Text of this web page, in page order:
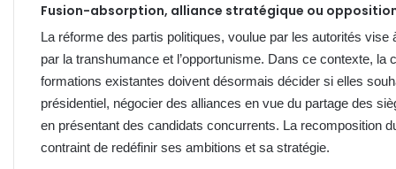
Fusion-absorption, alliance stratégique ou
La réforme des partis politiques, voulue par les autorités
par la transhumance et l’opportunisme. Dans ce contexte, la
formations existantes doivent désormais décider si elles
présidentiel, négocier des alliances en vue du partage des
en présentant des candidats concurrents. La recomposition
contraint de redéfinir ses ambitions et sa stratégie.